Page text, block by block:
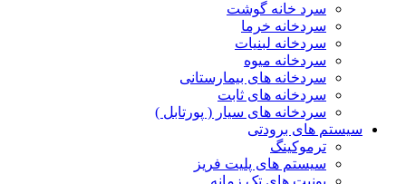
سرد خانه گوشت
سردخانه خرما
سردخانه لبنیات
سردخانه میوه
سردخانه های بیمارستانی
سردخانه های ثابت
سردخانه های سیار ( پورتابل )
سیستم های برودتی
ترموکینگ
سیستم های پلیت فریز
یونیت های تک زمانه